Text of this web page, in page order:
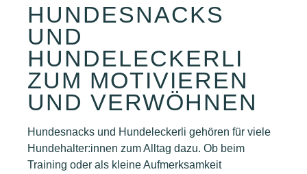
HUNDESNACKS
UND
HUNDELECKERLI
ZUM MOTIVIEREN
UND VERWÖHNEN
Hundesnacks und Hundeleckerli gehören für viele
Hundehalter:innen zum Alltag dazu. Ob beim
Training oder als kleine Aufmerksamkeit